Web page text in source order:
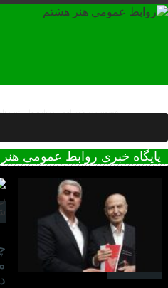
ثبت
درباره ما عضويت در خبرنامه
پایگاه خبری روابط عمومی